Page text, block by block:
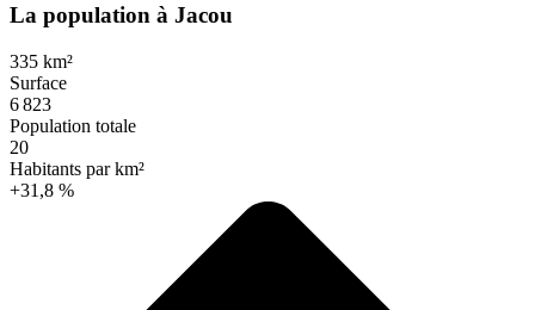
La population à Jacou
335 km²
Surface
6 823
Population totale
20
Habitants par km²
+31,8 %